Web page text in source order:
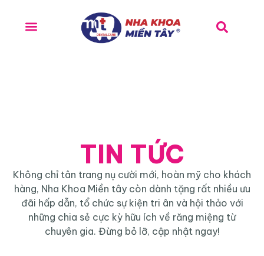
TIN TỨC
Không chỉ tân trang nụ cười mới, hoàn mỹ cho khách
hàng, Nha Khoa Miền tây còn dành tặng rất nhiều ưu
đãi hấp dẫn, tổ chức sự kiện tri ân và hội thảo với
những chia sẻ cực kỳ hữu ích về răng miệng từ
chuyên gia. Đừng bỏ lỡ, cập nhật ngay!